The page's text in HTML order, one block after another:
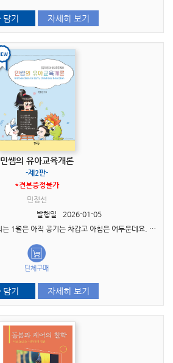
담기 자세히 보기
민쌤의 유아교육개론
-제2판-
*견본증정불가
민정선
발행일
2026-01-05
들어가는 말 새해가 시작되는 1월은 아직 공기는 차갑고 아침은 어두운데요. 유아임용을 준비하는 여정의 가장 첫 지점, 그리고 한 해를 처음으로 시작하는 반이라는 점에서 유..
단체구매
담기 자세히 보기